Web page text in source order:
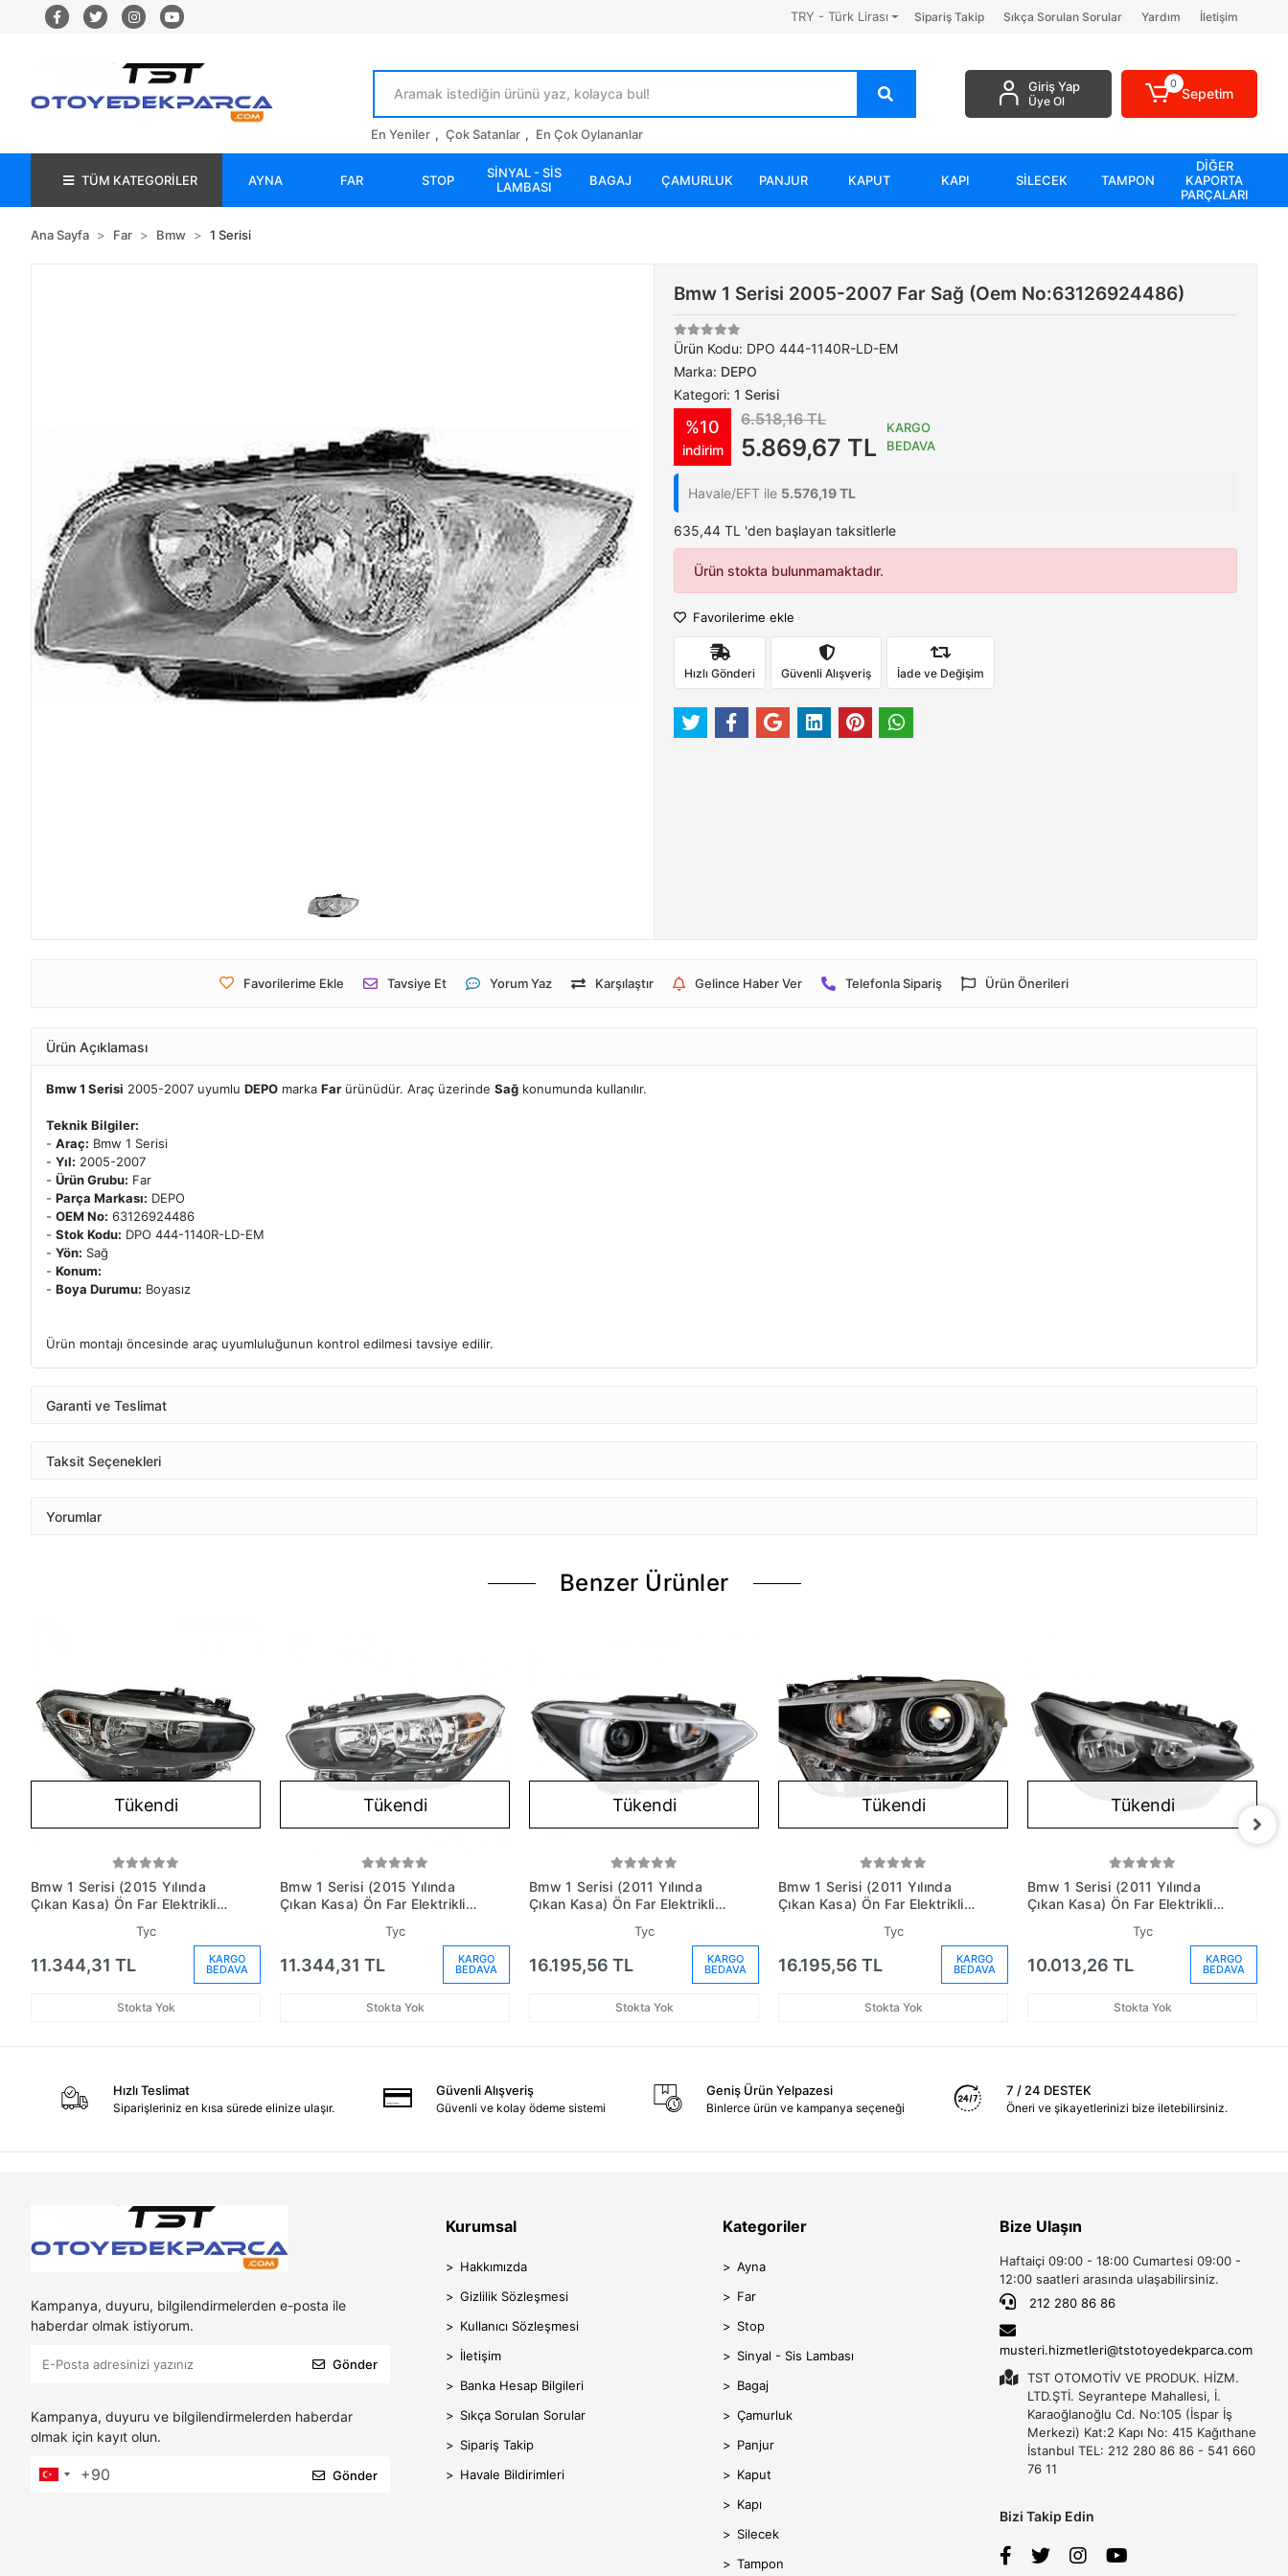
TRY - Türk Lirası Sipariş Takip Sıkça Sorulan Sorular Yardım İletişim
En Yeniler , Çok Satanlar , En Çok Oylananlar
Giriş Yap
Üye Ol
0
Sepetim
TÜM KATEGORİLER AYNA FAR STOP
SİNYAL - SİS
LAMBASI
BAGAJ ÇAMURLUK PANJUR KAPUT KAPI SİLECEK TAMPON
DİĞER
KAPORTA
PARÇALARI
Ana Sayfa Far Bmw 1 Serisi
Bmw 1 Serisi 2005-2007 Far Sağ (Oem No:63126924486)
Ürün Kodu: DPO 444-1140R-LD-EM
Marka: DEPO
Kategori: 1 Serisi
%10
indirim
6.518,16 TL
5.869,67 TL
KARGO
BEDAVA
Havale/EFT ile 5.576,19 TL
635,44 TL 'den başlayan taksitlerle
Ürün stokta bulunmamaktadır.
Favorilerime ekle
Hızlı Gönderi Güvenli Alışveriş İade ve Değişim
Favorilerime Ekle Tavsiye Et Yorum Yaz Karşılaştır Gelince Haber Ver Telefonla Sipariş Ürün Önerileri
Ürün Açıklaması
Bmw 1 Serisi 2005-2007 uyumlu DEPO marka Far ürünüdür. Araç üzerinde Sağ konumunda kullanılır.
Teknik Bilgiler:
- Araç: Bmw 1 Serisi
- Yıl: 2005-2007
- Ürün Grubu: Far
- Parça Markası: DEPO
- OEM No: 63126924486
- Stok Kodu: DPO 444-1140R-LD-EM
- Yön: Sağ
- Konum:
- Boya Durumu: Boyasız
Ürün montajı öncesinde araç uyumluluğunun kontrol edilmesi tavsiye edilir.
Garanti ve Teslimat
Taksit Seçenekleri
Yorumlar
Benzer Ürünler
Tükendi
Bmw 1 Serisi (2015 Yılında
Çıkan Kasa) Ön Far Elektrikli
(Oem No: 63117358392)
Tyc
11.344,31 TL KARGO
BEDAVA
Stokta Yok
Tükendi
Bmw 1 Serisi (2015 Yılında
Çıkan Kasa) Ön Far Elektrikli
(Oem No: 63117358391)
Tyc
11.344,31 TL KARGO
BEDAVA
Stokta Yok
Tükendi
Bmw 1 Serisi (2011 Yılında
Çıkan Kasa) Ön Far Elektrikli
No: 63117296914)
Tyc
16.195,56 TL KARGO
BEDAVA
Stokta Yok
Tükendi
Bmw 1 Serisi (2011 Yılında
Çıkan Kasa) Ön Far Elektrikli
No: 63117296913)
Tyc
16.195,56 TL KARGO
BEDAVA
Stokta Yok
Tükendi
Bmw 1 Serisi (2011 Yılında
Çıkan Kasa) Ön Far Elektrikli
Tyc
10.013,26 TL KARGO
BEDAVA
Stokta Yok
Hızlı Teslimat
Siparişleriniz en kısa sürede elinize ulaşır.
Güvenli Alışveriş
Güvenli ve kolay ödeme sistemi
Geniş Ürün Yelpazesi
Binlerce ürün ve kampanya seçeneği
7 / 24 DESTEK
Öneri ve şikayetlerinizi bize iletebilirsiniz.
Kampanya, duyuru, bilgilendirmelerden e-posta ile
haberdar olmak istiyorum.
Gönder
Kampanya, duyuru ve bilgilendirmelerden haberdar
olmak için kayıt olun.
Gönder
Kurumsal
Hakkımızda
Gizlilik Sözleşmesi
Kullanıcı Sözleşmesi
İletişim
Banka Hesap Bilgileri
Sıkça Sorulan Sorular
Sipariş Takip
Havale Bildirimleri
Kategoriler
Ayna
Far
Stop
Sinyal - Sis Lambası
Bagaj
Çamurluk
Panjur
Kaput
Kapı
Silecek
Tampon
Bize Ulaşın
Haftaiçi 09:00 - 18:00 Cumartesi 09:00 -
12:00 saatleri arasında ulaşabilirsiniz.
212 280 86 86
musteri.hizmetleri@tstotoyedekparca.com
TST OTOMOTİV VE PRODUK. HİZM.
LTD.ŞTİ. Seyrantepe Mahallesi, İ.
Karaoğlanoğlu Cd. No:105 (İspar İş
Merkezi) Kat:2 Kapı No: 415 Kağıthane
İstanbul TEL: 212 280 86 86 - 541 660
76 11
Bizi Takip Edin